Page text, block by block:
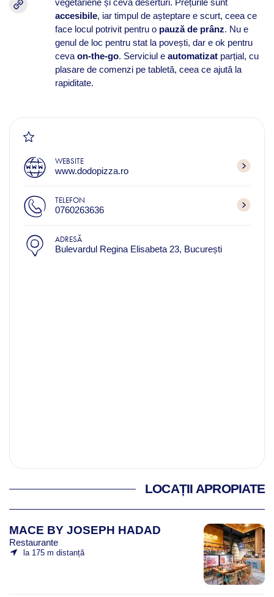
vegetariene și ceva deserturi. Prețurile sunt
accesibile, iar timpul de așteptare e scurt, ceea ce
face locul potrivit pentru o pauză de prânz. Nu e
genul de loc pentru stat la povești, dar e ok pentru
ceva on-the-go. Serviciul e automatizatparțial, cu
plasare de comenzi pe tabletă, ceea ce ajută la
rapiditate.
WEBSITE
www.dodopizza.ro
TELEFON
0760263636
ADRESĂ
Bulevardul Regina Elisabeta 23, București
LOCAȚII APROPIATE
MACE BY JOSEPH HADAD
Restaurante
la 175 m distanță